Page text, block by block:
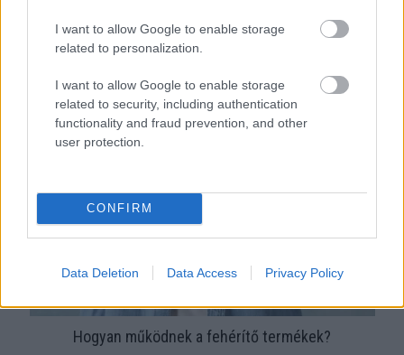
I want to allow Google to enable storage
related to personalization.
I want to allow Google to enable storage
related to security, including authentication
functionality and fraud prevention, and other
user protection.
CONFIRM
Data Deletion Data Access Privacy Policy
Keskeny mosogatógép: megéri vagy sem?
Hogyan működnek a fehérítő termékek?